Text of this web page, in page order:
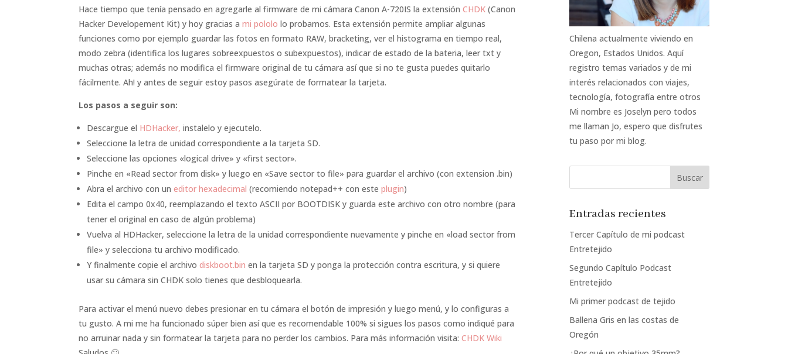
Hace tiempo que tenía pensado en agregarle al firmware de mi cámara Canon A-720IS la extensiónCHDK (Canon
Hacker Developement Kit) y hoy gracias ami pololo lo probamos. Esta extensión permite ampliar algunas
funciones como por ejemplo guardar las fotos en formato RAW, bracketing, ver el histograma en tiempo real,
modo zebra (identifica los lugares sobreexpuestos o subexpuestos), indicar de estado de la bateria, leer txt y
muchas otras; además no modifica el firmware original de tu cámara así que si no te gusta puedes quitarlo
fácilmente. Ah! y antes de seguir estoy pasos asegúrate de formatear la tarjeta.
Los pasos a seguir son:
Descargue el HDHacker, instalelo y ejecutelo.
Seleccione la letra de unidad correspondiente a la tarjeta SD.
Seleccione las opciones «logical drive» y «first sector».
Pinche en «Read sector from disk» y luego en «Save sector to file» para guardar el archivo (con extension .bin)
Abra el archivo con uneditor hexadecimal (recomiendo notepad++ con esteplugin)
Edita el campo 0x40, reemplazando el texto ASCII por BOOTDISK y guarda este archivo con otro nombre (para
tener el original en caso de algún problema)
Vuelva al HDHacker, seleccione la letra de la unidad correspondiente nuevamente y pinche en «load sector from
file» y selecciona tu archivo modificado.
Y finalmente copie el archivodiskboot.bin en la tarjeta SD y ponga la protección contra escritura, y si quiere
usar su cámara sin CHDK solo tienes que desbloquearla.
Para activar el menú nuevo debes presionar en tu cámara el botón de impresión y luego menú, y lo configuras a
tu gusto. A mi me ha funcionado súper bien así que es recomendable 100% si sigues los pasos como indiqué para
no arruinar nada y sin formatear la tarjeta para no perder los cambios. Para más información visita:CHDK Wiki
Chilena actualmente viviendo en
Oregon, Estados Unidos. Aquí
registro temas variados y de mi
interés relacionados con viajes,
tecnología, fotografía entre otros
Mi nombre es Joselyn pero todos
me llaman Jo, espero que disfrutes
tu paso por mi blog.
Entradas recientes
Tercer Capítulo de mi podcast
Entretejido
Segundo Capítulo Podcast
Entretejido
Mi primer podcast de tejido
Ballena Gris en las costas de
Oregón